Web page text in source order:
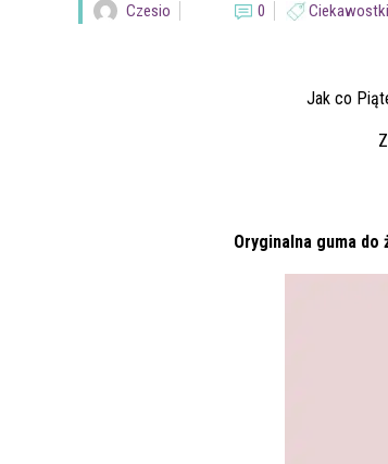
Czesio 0 Ciekawostki
Jak co
Oryginalna guma do